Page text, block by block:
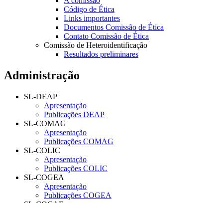
Código de Ética
Links importantes
Documentos Comissão de Ética
Contato Comissão de Ética
Comissão de Heteroidentificação
Resultados preliminares
Administração
SL-DEAP
Apresentação
Publicações DEAP
SL-COMAG
Apresentação
Publicações COMAG
SL-COLIC
Apresentação
Publicações COLIC
SL-COGEA
Apresentação
Publicações COGEA